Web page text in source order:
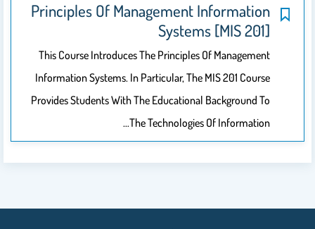
Principles Of Management Information
Systems [MIS 201]
This Course Introduces The Principles Of Management
Information Systems. In Particular, The MIS 201 Course
Provides Students With The Educational Background To
The Technologies Of Information…